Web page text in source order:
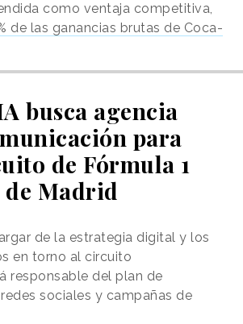
como ventaja competitiva,
de las ganancias brutas de Coca-
busca agencia
para
de Fórmula 1
de Madrid
de la estrategia digital y los
en torno al circuito
responsable del plan de
sociales y campañas de